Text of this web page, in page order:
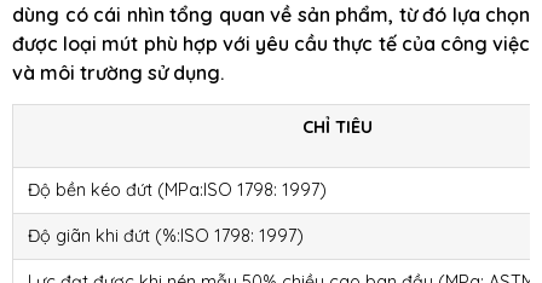
dùng có cái nhìn tổng quan về sản phẩm, từ đó lựa chọn
được loại mút phù hợp với yêu cầu thực tế của công việc
và môi trường sử dụng.
CHỈ TIÊU
Độ bền kéo đứt (MPa:ISO 1798: 1997)
Độ giãn khi đứt (%:ISO 1798: 1997)